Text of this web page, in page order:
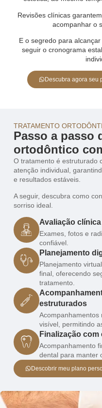
Revisões clínicas
acompanhar o
E o segredo para
seguir o cronograma
Descubra agora seu
TRATAMENTO
Passo a passo
ortodôntico
O tratamento é estruturado
atenção individual,
e resultados estáveis.
A seguir, descubra como
sorriso ideal.
Avaliação
Exames, fotos e
confiável.
Planejamento
Planejamento
final, oferecendo
tratamento.
estruturados
Acompanhamentos
visível, permitindo
Finalização com
Acompanhamento
dental para manter
Descobrir meu plano